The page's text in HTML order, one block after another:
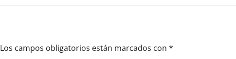
Los campos obligatorios están marcados con *